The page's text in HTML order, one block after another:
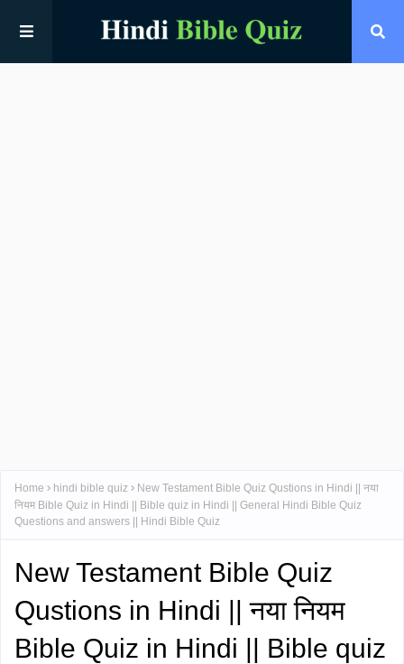
Home hindi bible quiz
New Testament Bible Quiz Qustions in Hindi || नया
नियम Bible Quiz in Hindi || Bible quiz in Hindi || General Hindi Bible Quiz
Questions and answers || Hindi Bible Quiz
New Testament Bible Quiz
Qustions in Hindi || नया नियम
Bible Quiz in Hindi || Bible quiz